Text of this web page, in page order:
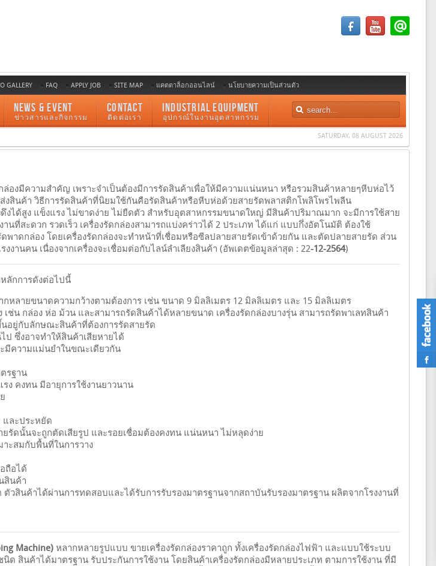
GALLERY FAQ APPLY JOB SITE MAP แคตตาล็อกออนไลน์ นโยบายความเป็นส่วนตัว
NEWS & EVENT
ข่าวสารและกิจกรรม
CONTACT
ติดต่อเรา
INDUSTRIAL EQUIPMENT
อุปกรณ์ในงานอุตสาหกรรม
SATURDAY, 08 AUGUST 2026
ล่องมีความสำคัญ เพราะจำเป็นต้องมีการรัดสินค้าเพื่อให้มีความแน่นหนา หรือรวมสินค้าหลายๆหีบห่อไว้
งสินค้า วิธีการรัดสินค้าที่นิยมใช้กันคือรัดสินค้าหรือหีบห่อด้วยสายรัดพลาสติกโพลิโพรไพลีน
งได้สูง แข็งแรง ไม่ขาดง่าย ไม่ยืดตัว สำหรับอุตสาหกรรมขนาดใหญ่ มีสินค้าปริมาณมาก จะมีการใช้สาย
านที่สะดวก รวดเร็ว เครื่องรัดกล่องสามารถแบ่งคร่าวได้ 2 ประเภท ได้แก่ แบบกึ่งอัตโนมัติ ต้องใช้
พาดกล่อง โดยเครื่องรัดกล่องจะทำหน้าที่เชื่อมหรือซีลปลายสายรัดเข้าด้วยกัน และตัดปลายสายรัด ส่วน
งงานคน เนื่องจากเครื่องจะเชื่อมต่อกับไลน์ลำเลียงสินค้า (อัพเดตข้อมูลล่าสุด : 22-12-2564)
หลักการดังต่อไปนี้
หลายขนาดความกว้างตามต้องการ เช่น ขนาด 9 มิลลิเมตร 12 มิลลิเมตร และ 15 มิลลิเมตร
ช่น กล่อง ห่อ ม้วน และสามารถรัดสินค้าได้หลายขนาด เครื่องรัดกล่องบางรุ่น สามารถรัดพาเลทสินค้า
อยู่กับลักษณะสินค้าที่ต้องการรัดสายรัด
ป ซึ่งอาจทำให้สินค้าเสียหายได้
ะมีความแม่นยำในขณะเดียวกัน
รฐาน
ง คงทน มีอายุการใช้งานยาวนาน
และประหยัด
ยรัดนั้นจะถูกตัดเสียรูป และรอยเชื่อมต้องคงทน แน่นหนา ไม่หลุดง่าย
ะสมกับพื้นที่ในการวาง
ถือได้
สินค้า
วสินค้าได้ผ่านการทดสอบและได้รับการรับรองมาตรฐานจากสถาบันรับรองมาตรฐาน ผลิตจากโรงงานที่
Machine) หลากหลายรูปแบบ ขายเครื่องรัดกล่องราคาถูก ทั้งเครื่องรัดกล่องไฟฟ้า และแบบใช้ระบบ
ด สินค้าได้มาตรฐาน รับประกันการใช้งาน โดยสินค้าเครื่องรัดกล่องมีหลายประเภท ตามการใช้งาน ที่มี